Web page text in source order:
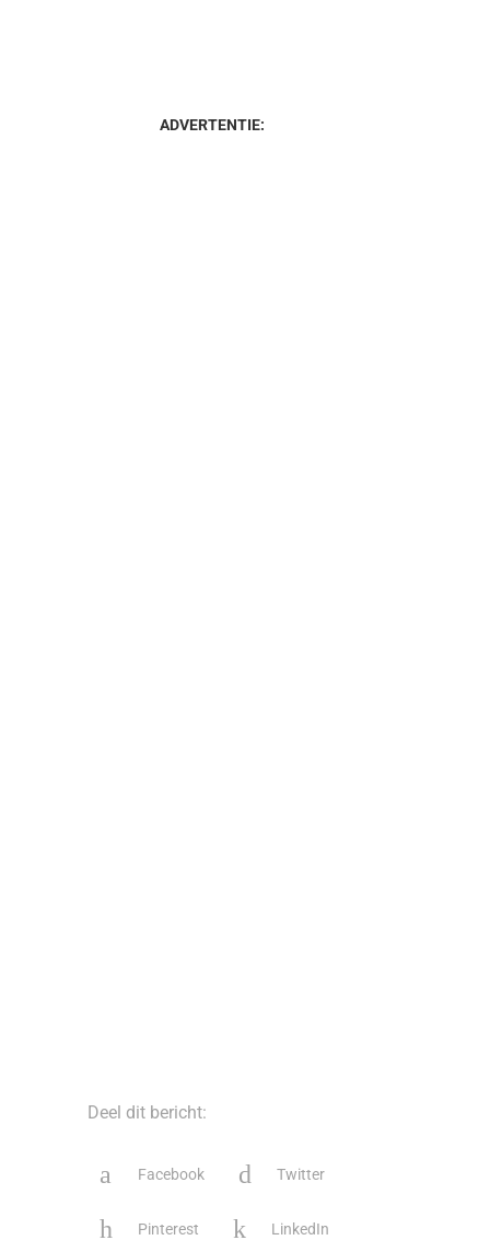
ADVERTENTIE:
Deel dit bericht:
Facebook Twitter
Pinterest LinkedIn